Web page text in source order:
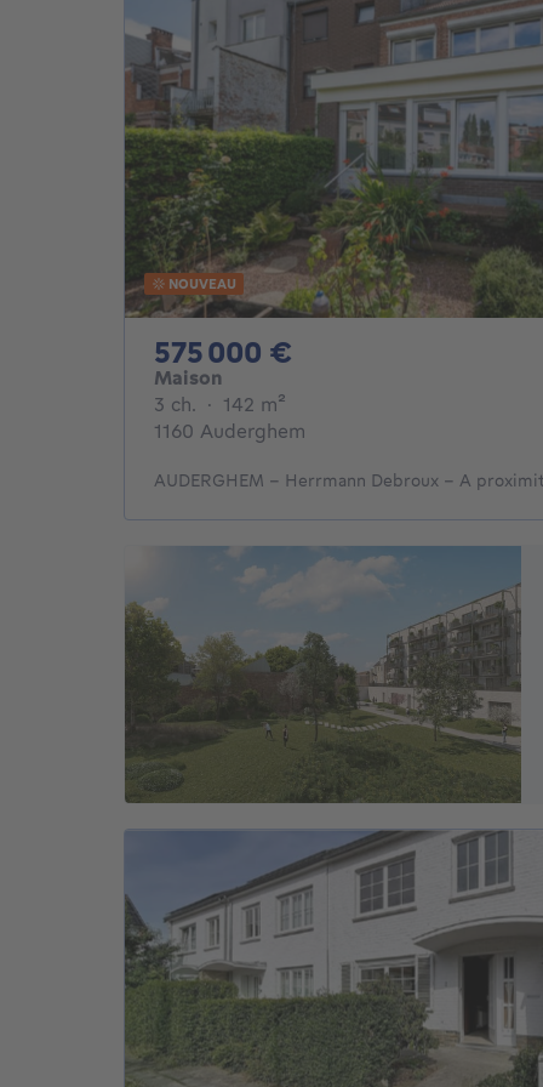
NOUVEAU
575 000 €
Maison
3 ch. 3 chambres
· 142 m²
1160 Auderghem
AUDERGHEM - Herrmann Debroux - A